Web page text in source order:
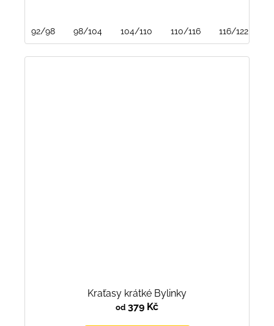
92/98 98/104 104/110 110/116 116/122
Kraťasy krátké Bylinky
od 379 Kč